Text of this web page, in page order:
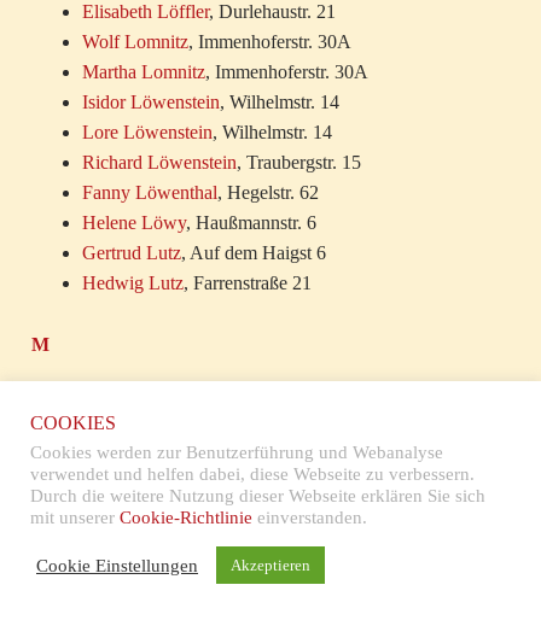
Elisabeth Löffler, Durlehaustr. 21
Wolf Lomnitz, Immenhoferstr. 30A
Martha Lomnitz, Immenhoferstr. 30A
Isidor Löwenstein, Wilhelmstr. 14
Lore Löwenstein, Wilhelmstr. 14
Richard Löwenstein, Traubergstr. 15
Fanny Löwenthal, Hegelstr. 62
Helene Löwy, Haußmannstr. 6
Gertrud Lutz, Auf dem Haigst 6
Hedwig Lutz, Farrenstraße 21
M
Simon Maas
Emma Maas, Kienestr. 39
Gabriele Machauer, Kolpingstr. 31
Karl Maier, Liebigstr. 35
, Rohrackerstr. 294
Dr. Albert Mainzer, Sonnenbergstr. 33
COOKIES
Cookies werden zur Benutzerführung und Webanalyse
verwendet und helfen dabei, diese Webseite zu verbessern.
Durch die weitere Nutzung dieser Webseite erklären Sie sich
mit unserer Cookie-Richtlinie einverstanden.
Cookie Einstellungen Akzeptieren